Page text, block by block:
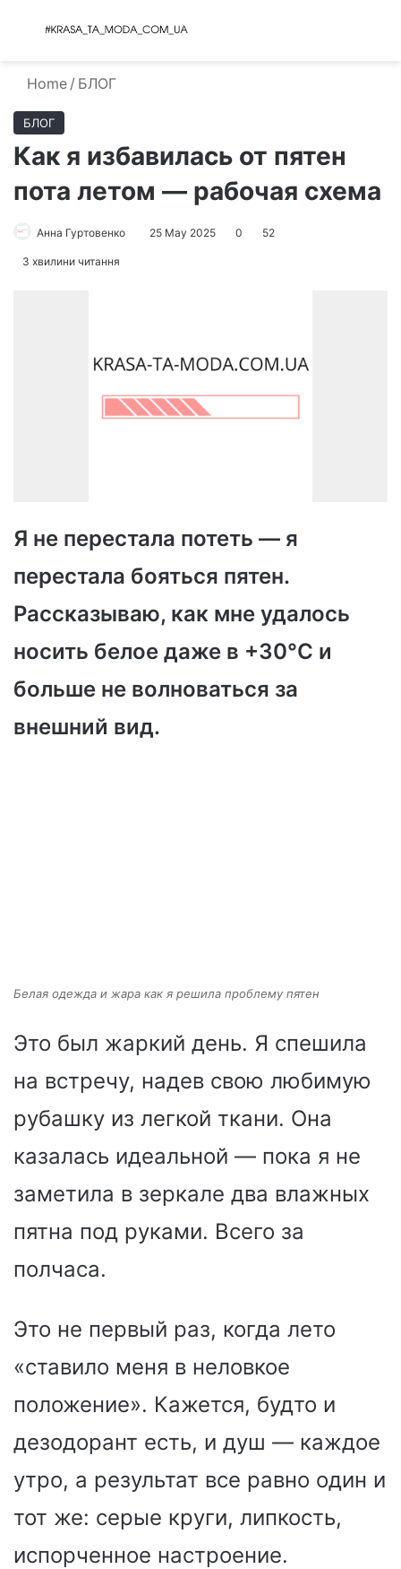
Menu
Home / БЛОГ
БЛОГ
Как я избавилась от пятен
пота летом — рабочая схема
Анна Гуртовенко 25 May 2025 0 52
3 хвилини читання
Я не перестала потеть — я
перестала бояться пятен.
Рассказываю, как мне удалось
носить белое даже в +30°C и
больше не волноваться за
внешний вид.
Белая одежда и жара как я решила проблему пятен
Это был жаркий день. Я спешила
на встречу, надев свою любимую
рубашку из легкой ткани. Она
казалась идеальной — пока я не
заметила в зеркале два влажных
пятна под руками. Всего за
полчаса.
Это не первый раз, когда лето
«ставило меня в неловкое
положение». Кажется, будто и
дезодорант есть, и душ — каждое
утро, а результат все равно один и
тот же: серые круги, липкость,
испорченное настроение.